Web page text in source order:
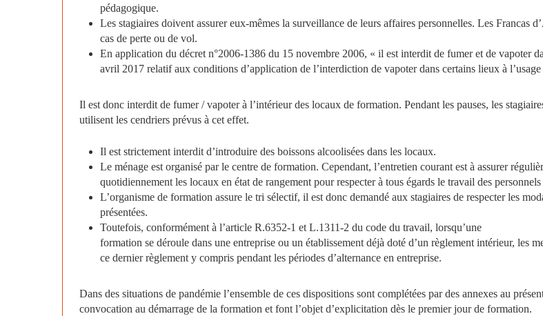
pédagogique.
Les stagiaires doivent assurer eux-mêmes la surveillance de leurs affaires personnelles. Les Francas
cas de perte ou de vol.
En application du décret n°2006-1386 du 15 novembre 2006, « il est interdit de fumer et de vapoter
avril 2017 relatif aux conditions d’application de l’interdiction de vapoter dans certains lieux à
Il est donc interdit de fumer / vapoter à l’intérieur des locaux de formation. Pendant les pauses, les
utilisent les cendriers prévus à cet effet.
Il est strictement interdit d’introduire des boissons alcoolisées dans les locaux.
Le ménage est organisé par le centre de formation. Cependant, l’entretien courant est à assurer
quotidiennement les locaux en état de rangement pour respecter à tous égards le travail des personnels
L’organisme de formation assure le tri sélectif, il est donc demandé aux stagiaires de respecter les
présentées.
Toutefois, conformément à l’article R.6352-1 et L.1311-2 du code du travail, lorsqu’une
formation se déroule dans une entreprise ou un établissement déjà doté d’un règlement intérieur, les
ce dernier règlement y compris pendant les périodes d’alternance en entreprise.
Dans des situations de pandémie l’ensemble de ces dispositions sont complétées par des annexes au
convocation au démarrage de la formation et font l’objet d’explicitation dès le premier jour de formation.